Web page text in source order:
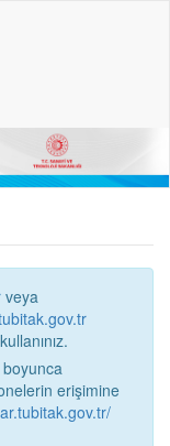
veya
erişimine